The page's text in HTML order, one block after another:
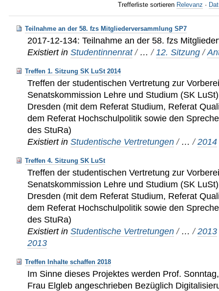
Trefferliste sortieren Relevanz ·
Teilnahme an der 58. fzs Mitgliederversammlung SP7
2017-12-134: Teilnahme an der 58. fzs
Existiert in Studentinnenrat / …/12. Sitzung /
Treffen 1. Sitzung SK LuSt 2014
Treffen der studentischen Vertretung zur
Senatskommission Lehre und Studium (SK
Dresden (mit dem Referat Studium, Referat
dem Referat Hochschulpolitik sowie den
des StuRa)
Existiert in Studentische Vertretungen / …/2014
Treffen 4. Sitzung SK LuSt
Treffen der studentischen Vertretung zur
Senatskommission Lehre und Studium (SK
Dresden (mit dem Referat Studium, Referat
dem Referat Hochschulpolitik sowie den
des StuRa)
Existiert in Studentische Vertretungen / …/2013
2013
Treffen Inhalte schaffen 2018
Im Sinne dieses Projektes werden Prof.
Frau Elgleb angeschrieben Bezüglich